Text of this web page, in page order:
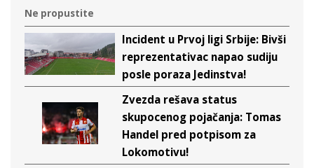
Ne propustite
Incident u Prvoj ligi Srbije: Bivši
reprezentativac napao sudiju
posle poraza Jedinstva!
Zvezda rešava status
skupocenog pojačanja: Tomas
Handel pred potpisom za
Lokomotivu!